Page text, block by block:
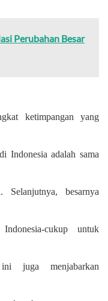
Perubahan Besar
ketimpangan yang
Indonesia adalah sama
besarnya
cukup untuk
juga menjabarkan